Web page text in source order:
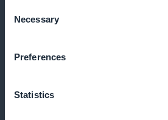
Selection
Necessary
Preferences
Statistics
Premium-jäsenkortti
Tarjoa ainutlaatuisia etuja